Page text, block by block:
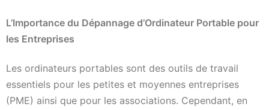
L’Importance du Dépannage d’Ordinateur Portable pour
les Entreprises
Les ordinateurs portables sont des outils de travail
essentiels pour les petites et moyennes entreprises
(PME) ainsi que pour les associations. Cependant, en